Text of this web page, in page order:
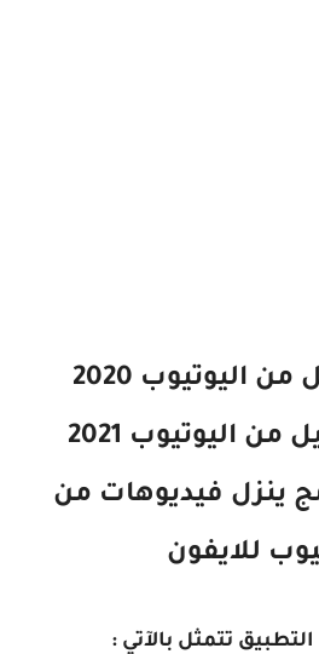
برنامج تحميل من اليوتيوب 2020
| برنامج تحميل من اليوتيوب 2021
ينزل فيديوهات من
للايفون
تتمثل بالآتي :